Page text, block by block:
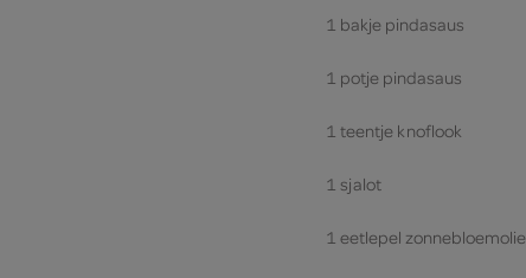
1 bakje pindasaus
1 potje pindasaus
1 teentje knoflook
1 sjalot
1 eetlepel zonnebloemolie